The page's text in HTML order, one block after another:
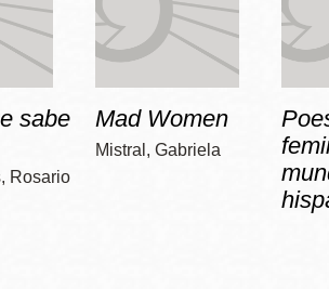
sabe
Rosario
Mad Women
Mistral, Gabriela